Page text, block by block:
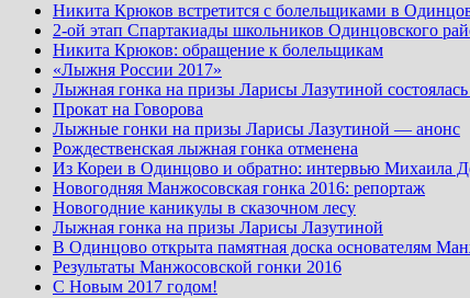
Никита Крюков встретится с болельщиками в
2-ой этап Спартакиады школьников Одинцовского
Никита Крюков: обращение к болельщикам
«Лыжня России 2017»
Лыжная гонка на призы Ларисы Лазутиной
Прокат на Говорова
Лыжные гонки на призы Ларисы Лазутиной — анонс
Рождественская лыжная гонка отменена
Из Кореи в Одинцово и обратно: интервью Михаила
Новогодняя Манжосовская гонка 2016: репортаж
Новогодние каникулы в сказочном лесу
Лыжная гонка на призы Ларисы Лазутиной
В Одинцово открыта памятная доска основателям
Результаты Манжосовской гонки 2016
С Новым 2017 годом!